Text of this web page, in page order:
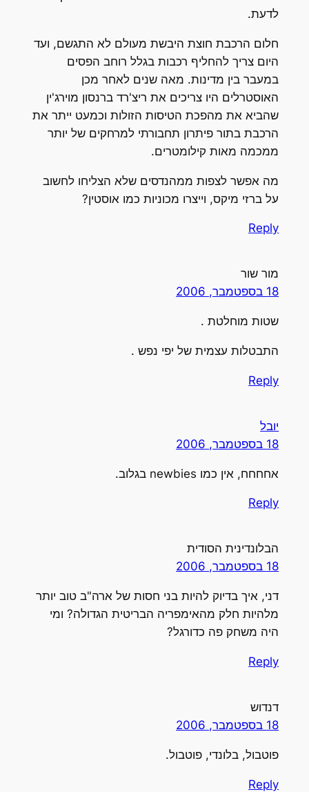
לדעת.
חלום הרכבת חוצת היבשת מעולם לא התגשם, ועד
היום צריך להחליף רכבות בגלל רוחב הפסים
במעבר בין מדינות. מאה שנים לאחר מכן
האוסטרלים היו צריכים את ריצ'רד ברנסון מוירג'ין
שהביא את מהפכת הטיסות הזולות וכמעט ייתר את
הרכבת בתור פיתרון תחבורתי למרחקים של יותר
ממכמה מאות קילומטרים.
מה אפשר לצפות ממהנדסים שלא הצליחו לחשוב
על ברזי מיקס, וייצרו מכוניות כמו אוסטין?
Reply
מור שור
18 בספטמבר, 2006
שטות מוחלטת .
התבטלות עצמית של יפי נפש .
Reply
יובל
18 בספטמבר, 2006
אחחחח, אין כמו newbies בגלוב.
Reply
הבלונדינית הסודית
18 בספטמבר, 2006
דני, איך בדיוק להיות בני חסות של ארה"ב טוב יותר
מלהיות חלק מהאימפריה הבריטית הגדולה? ומי
היה משחק פה כדורגל?
Reply
דנדוש
18 בספטמבר, 2006
פוטבול, בלונדי, פוטבול.
Reply